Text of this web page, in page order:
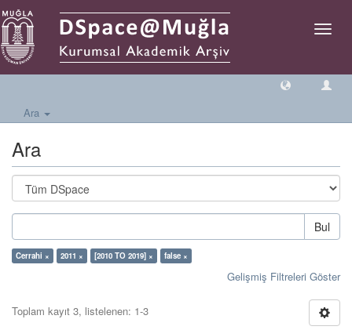
Geçiş
Ara
Ara
Bul
Cerrahi × 2011 × [2010 TO 2019] × false ×
Gelişmiş Filtreleri Göster
Toplam kayıt 3, listelenen: 1-3